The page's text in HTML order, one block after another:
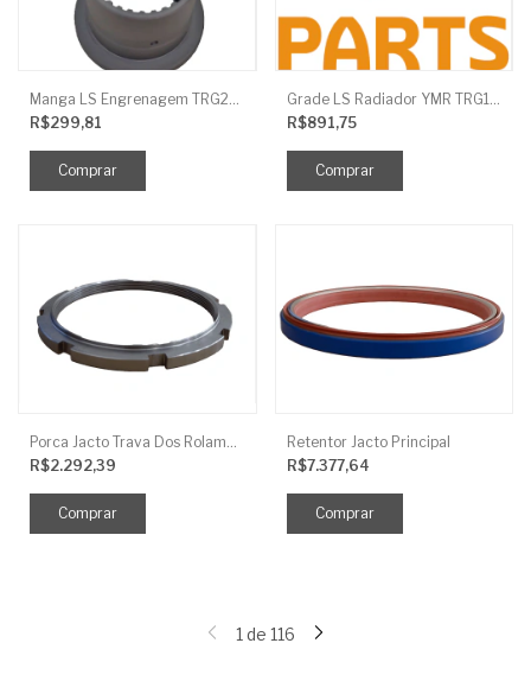
R$299,81
R$891,75
R$2.292,39
Retentor Jacto Principal
R$7.377,64
1 de 116